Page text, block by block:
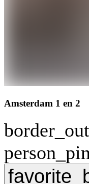
Amsterdam 1 en 2
person_pin